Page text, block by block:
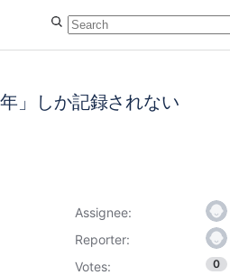
」しか記録されない
Assignee:
Reporter:
Votes: 0